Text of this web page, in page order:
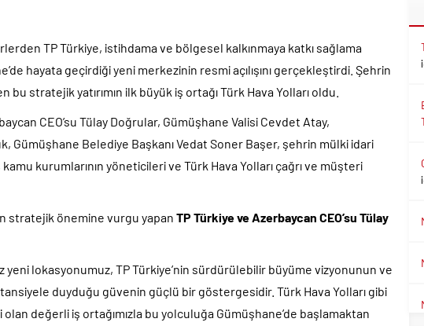
TP Türkiye, istihdama ve bölgesel kalkınmaya katkı sağlama
hayata geçirdiği yeni merkezinin resmi açılışını gerçekleştirdi. Şehrin
stratejik yatırımın ilk büyük iş ortağı Türk Hava Yolları oldu.
CEO’su Tülay Doğrular, Gümüşhane Valisi Cevdet Atay,
Gümüşhane Belediye Başkanı Vedat Soner Başer, şehrin mülki idari
kurumlarının yöneticileri ve Türk Hava Yolları çağrı ve müşteri
stratejik önemine vurgu yapan TP Türkiye ve Azerbaycan CEO’su Tülay
yeni lokasyonumuz, TP Türkiye’nin sürdürülebilir büyüme vizyonunun ve
duyduğu güvenin güçlü bir göstergesidir. Türk Hava Yolları gibi
değerli iş ortağımızla bu yolculuğa Gümüşhane’de başlamaktan